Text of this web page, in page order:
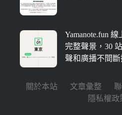
Yamanote.fun
完整聲景，30
聲和廣播不間
關於本站 文章彙整
隱私權政